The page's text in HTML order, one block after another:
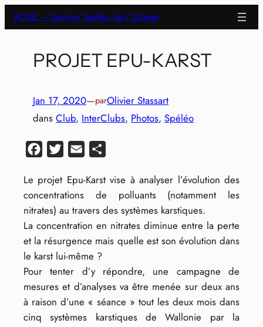
Aller
au
RCAE – Section Spéléo de l'ULiège
PROJET EPU-KARST
Jan 17, 2020—parOlivier Stassart
dans Club, InterClubs, Photos, Spéléo
Facebook
Twitter Email
Le projet Epu-Karst vise à analyser l’évolution des
concentrations de polluants (notamment les
nitrates) au travers des systèmes karstiques.
La concentration en nitrates diminue entre la perte
et la résurgence mais quelle est son évolution dans
le karst lui-même ?
Pour tenter d’y répondre, une campagne de
mesures et d’analyses va être menée sur deux ans
à raison d’une « séance » tout les deux mois dans
cinq systèmes karstiques de Wallonie par la